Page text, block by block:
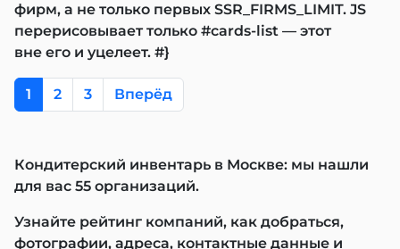
фирм, а не только первых SSR_FIRMS_LIMIT. JS
перерисовывает только #cards-list — этот
вне его и уцелеет. #}
1 2 3 Вперёд
Кондитерский инвентарь в Москве: мы нашли
для вас 55 организаций.
Узнайте рейтинг компаний, как добраться,
фотографии, адреса, контактные данные и